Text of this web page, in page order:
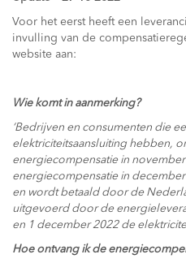
Voor het eerst heeft een
invulling van de
website aan:
Wie komt in aanmerking?
‘Bedrijven en consumenten die
elektriciteitsaansluiting hebben,
energiecompensatie in
energiecompensatie in
en wordt betaald door de
uitgevoerd door de
en 1 december 2022 de
Hoe ontvang ik de